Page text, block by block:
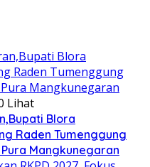
Lihat
Blora
Raden Tumenggung
Mangkunegaran